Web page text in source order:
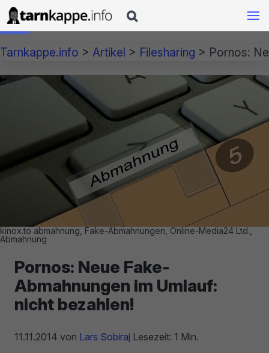

Tarnkappe.info > Artikel > Filesharing > Pornos:
kinox.to abmahnung, Fake-Abmahnungen, Online-Media24 Ltd.,
Abmahnung
Pornos: Neue Fake-
Abmahnungen im Umlauf:
nicht bezahlen!
11.11.2014 von Lars Sobiraj Lesezeit: 1 Min.